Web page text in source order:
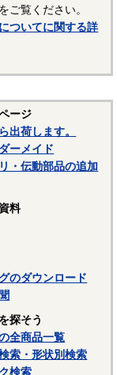
、これらのス
表記していま
にも掲載して
ご覧ください。
ついてに関する詳
ージ
出荷します。
ーメイド
・伝動部品の追加
料
のダウンロード
探そう
全商品一覧
索・形状別検索
検索